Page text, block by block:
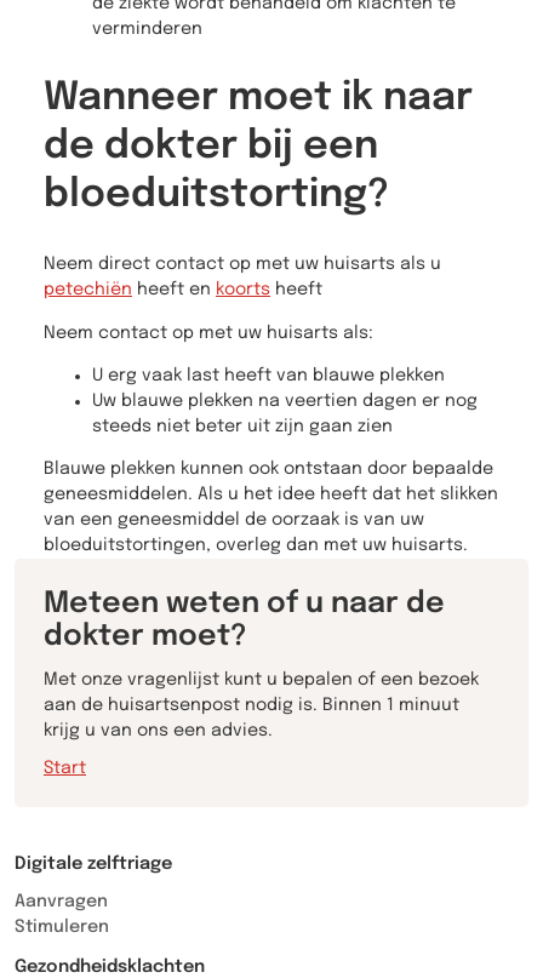
de ziekte wordt behandeld om klachten te
verminderen
Wanneer moet ik naar
de dokter bij een
bloeduitstorting?
Neem direct contact op met uw huisarts als u
petechiën heeft en koorts heeft
Neem contact op met uw huisarts als:
U erg vaak last heeft van blauwe plekken
Uw blauwe plekken na veertien dagen er nog
steeds niet beter uit zijn gaan zien
Blauwe plekken kunnen ook ontstaan door bepaalde
geneesmiddelen. Als u het idee heeft dat het slikken
van een geneesmiddel de oorzaak is van uw
bloeduitstortingen, overleg dan met uw huisarts.
Meteen weten of u naar de
dokter moet?
Met onze vragenlijst kunt u bepalen of een bezoek
aan de huisartsenpost nodig is. Binnen 1 minuut
krijg u van ons een advies.
Start
Digitale zelftriage
Aanvragen
Stimuleren
Gezondheidsklachten